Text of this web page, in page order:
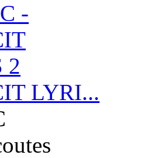
LYRI...